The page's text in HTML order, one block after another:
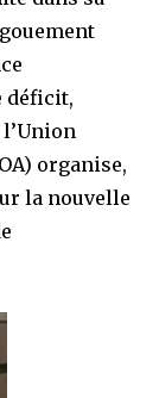
déficit,
organise,
la nouvelle